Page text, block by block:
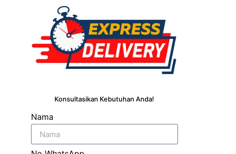
Konsultasikan Kebutuhan Anda!
Nama